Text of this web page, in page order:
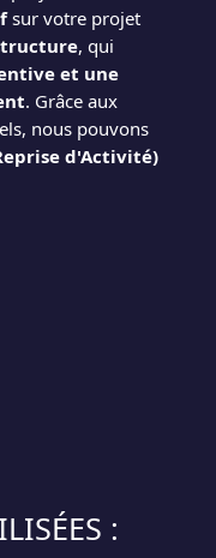
sur votre projet
, qui
et une
. Grâce aux
nous pouvons
d'Activité)
: